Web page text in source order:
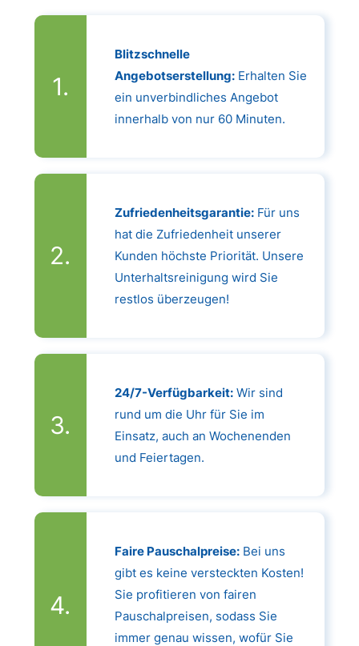
Blitzschnelle
Angebotserstellung:Erhalten Sie
ein unverbindliches Angebot
innerhalb von nur 60 Minuten.
Zufriedenheitsgarantie:Für uns
hat die Zufriedenheit unserer
Kunden höchste Priorität. Unsere
Unterhaltsreinigung wird Sie
restlos überzeugen!
24/7-Verfügbarkeit:Wir sind
rund um die Uhr für Sie im
Einsatz, auch an Wochenenden
und Feiertagen.
Faire Pauschalpreise:Bei uns
gibt es keine versteckten Kosten!
Sie profitieren von fairen
Pauschalpreisen, sodass Sie
immer genau wissen, wofür Sie